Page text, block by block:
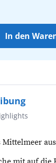
Gib
In den